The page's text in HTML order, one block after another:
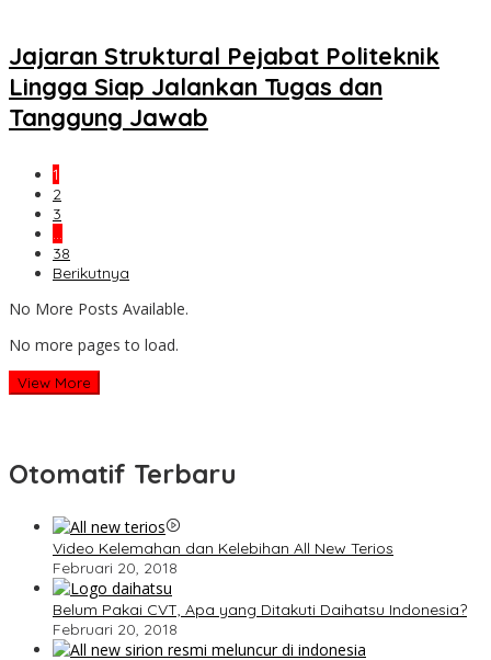
Jajaran Struktural Pejabat Politeknik
Lingga Siap Jalankan Tugas dan
Tanggung Jawab
1
2
3
…
38
Berikutnya
No More Posts Available.
No more pages to load.
View More
Otomatif Terbaru
Video Kelemahan dan Kelebihan All New Terios
Februari 20, 2018
Belum Pakai CVT, Apa yang Ditakuti Daihatsu Indonesia?
Februari 20, 2018